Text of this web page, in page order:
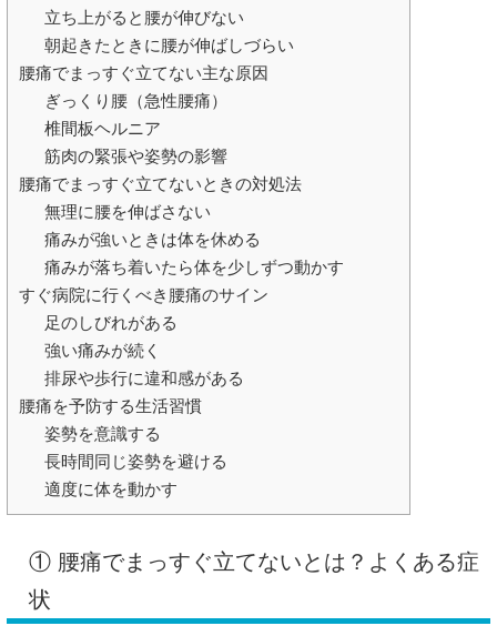
立ち上がると腰が伸びない
朝起きたときに腰が伸ばしづらい
腰痛でまっすぐ立てない主な原因
ぎっくり腰（急性腰痛）
椎間板ヘルニア
筋肉の緊張や姿勢の影響
腰痛でまっすぐ立てないときの対処法
無理に腰を伸ばさない
痛みが強いときは体を休める
痛みが落ち着いたら体を少しずつ動かす
すぐ病院に行くべき腰痛のサイン
足のしびれがある
強い痛みが続く
排尿や歩行に違和感がある
腰痛を予防する生活習慣
姿勢を意識する
長時間同じ姿勢を避ける
適度に体を動かす
① 腰痛でまっすぐ立てないとは？よくある症
状